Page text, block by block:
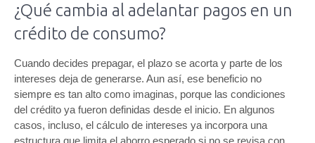
¿Qué cambia al adelantar pagos en un
crédito de consumo?
Cuando decides prepagar, el plazo se acorta y parte de los
intereses deja de generarse. Aun así, ese beneficio no
siempre es tan alto como imaginas, porque las condiciones
del crédito ya fueron definidas desde el inicio. En algunos
casos, incluso, el cálculo de intereses ya incorpora una